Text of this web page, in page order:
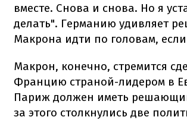
вместе. Снова и снова. Но я
делать". Германию удивляет
Макрона идти по головам,
Макрон, конечно, стремится
Францию ​​страной-лидером в
Париж должен иметь
за этого столкнулись две